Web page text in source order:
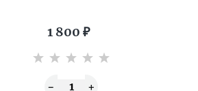
1 800 ₽